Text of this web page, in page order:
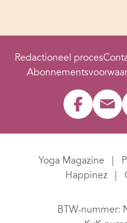
Redactioneel proces
Yoga Magazine
Happinez
BTW-nummer: